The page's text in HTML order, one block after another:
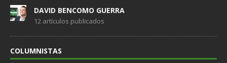
DAVID BENCOMO GUERRA
12 artículos publicados
COLUMNISTAS